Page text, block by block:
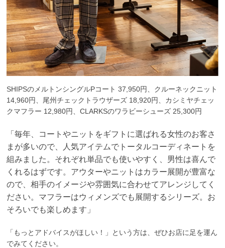
SHIPSのメルトンシングルPコート 37,950円、クルーネックニット
14,960円、尾州チェックトラウザーズ 18,920円、カシミヤチェッ
クマフラー 12,980円、CLARKSのワラビーシューズ 25,300円
「毎年、コートやニットをギフトに選ばれる女性のお客さ
まが多いので、人気アイテムでトータルコーディネートを
組みました。それぞれ単品でも使いやすく、男性は喜んで
くれるはずです。アウターやニットはカラー展開が豊富な
ので、相手のイメージや雰囲気に合わせてアレンジしてく
ださい。マフラーはウィメンズでも展開するシリーズ。お
そろいでも楽しめます」
「もっとアドバイスがほしい！」という方は、ぜひお店に足を運ん
でみてください。